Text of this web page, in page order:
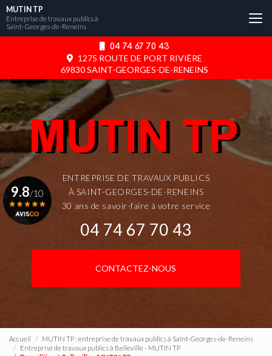
Aller
au
contenu
04 74 67 70 43
1275 ROUTE DE PORT RIVIÈRE
69830 SAINT-GEORGES-DE-RENEINS
MUTIN TP
Entreprise de travaux publics à
Saint-Georges-de-Reneins
ENTREPRISE DE TRAVAUX PUBLICS
À SAINT-GEORGES-DE-RENEINS
30 ans de savoir-faire à votre service
04 74 67 70 43
CONTACTEZ-NOUS
9.8/10
Accueil
MUTIN TP : entreprise de travaux publics à Saint-Georges-de-Reneins
Entreprise de travaux publics à Belleville - MUTIN TP